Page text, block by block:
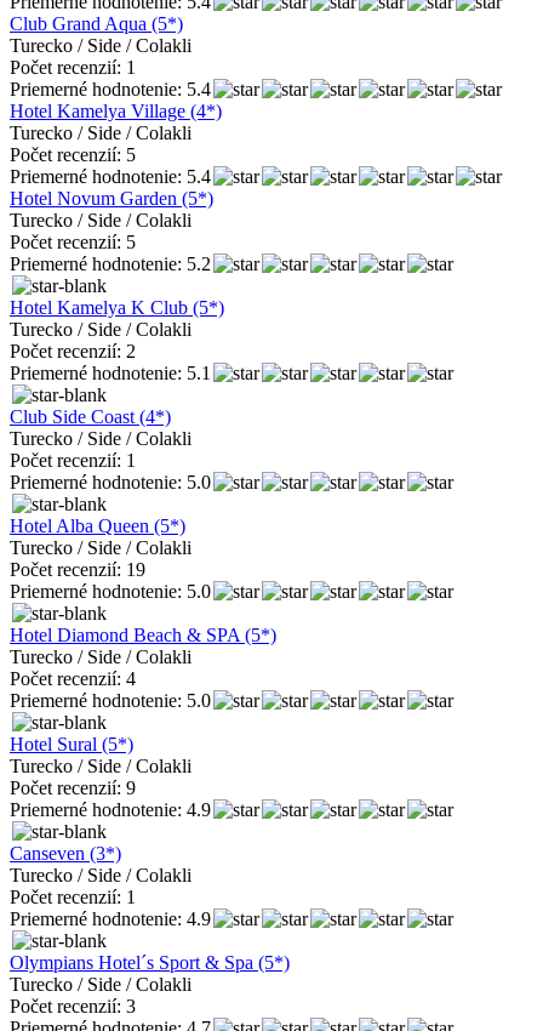
Club Grand Aqua (5*)
Turecko / Side / Colakli
Počet recenzií: 1
Priemerné hodnotenie: 5.4
Hotel Kamelya Village (4*)
Turecko / Side / Colakli
Počet recenzií: 5
Priemerné hodnotenie: 5.4
Hotel Novum Garden (5*)
Turecko / Side / Colakli
Počet recenzií: 5
Priemerné hodnotenie: 5.2
Hotel Kamelya K Club (5*)
Turecko / Side / Colakli
Počet recenzií: 2
Priemerné hodnotenie: 5.1
Club Side Coast (4*)
Turecko / Side / Colakli
Počet recenzií: 1
Priemerné hodnotenie: 5.0
Hotel Alba Queen (5*)
Turecko / Side / Colakli
Počet recenzií: 19
Priemerné hodnotenie: 5.0
Hotel Diamond Beach & SPA (5*)
Turecko / Side / Colakli
Počet recenzií: 4
Priemerné hodnotenie: 5.0
Hotel Sural (5*)
Turecko / Side / Colakli
Počet recenzií: 9
Priemerné hodnotenie: 4.9
Canseven (3*)
Turecko / Side / Colakli
Počet recenzií: 1
Priemerné hodnotenie: 4.9
Olympians Hotel´s Sport & Spa (5*)
Turecko / Side / Colakli
Počet recenzií: 3